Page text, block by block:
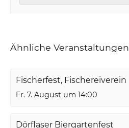
Ähnliche Veranstaltungen
Fischerfest, Fischereiverein
Fr. 7. August um 14:00
Dörflaser Biergartenfest